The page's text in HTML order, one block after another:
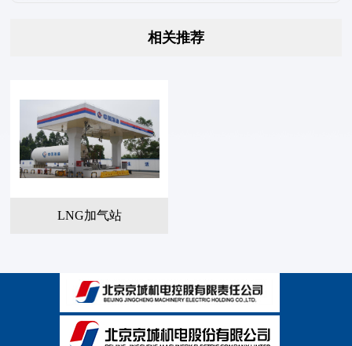
相关推荐
LNG加气站